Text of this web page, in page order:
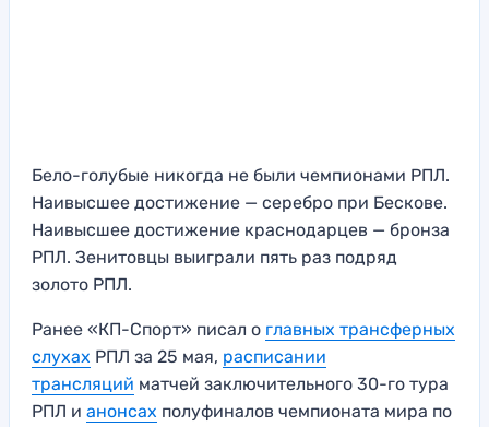
Бело-голубые никогда не были чемпионами РПЛ.
Наивысшее достижение — серебро при Бескове.
Наивысшее достижение краснодарцев — бронза
РПЛ. Зенитовцы выиграли пять раз подряд
золото РПЛ.
Ранее «КП-Спорт» писал о главных трансферных
слухах РПЛ за 25 мая, расписании
трансляций матчей заключительного 30-го тура
РПЛ и анонсах полуфиналов чемпионата мира по